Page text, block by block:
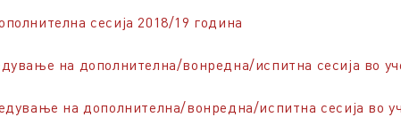
сесија 2018/19 година
на дополнителна/вонредна/испитна сесија во
на дополнителна/вонредна/испитна сесија во